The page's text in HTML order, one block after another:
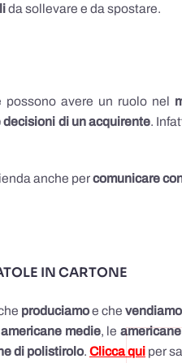
da sollevare e da spostare.
avere un ruolo nel
decisioni di un acquirente.
anche percomunicare
IN CARTONE
produciamoe che vendiamo
americane medie, le
di polistirolo. Clicca qui per